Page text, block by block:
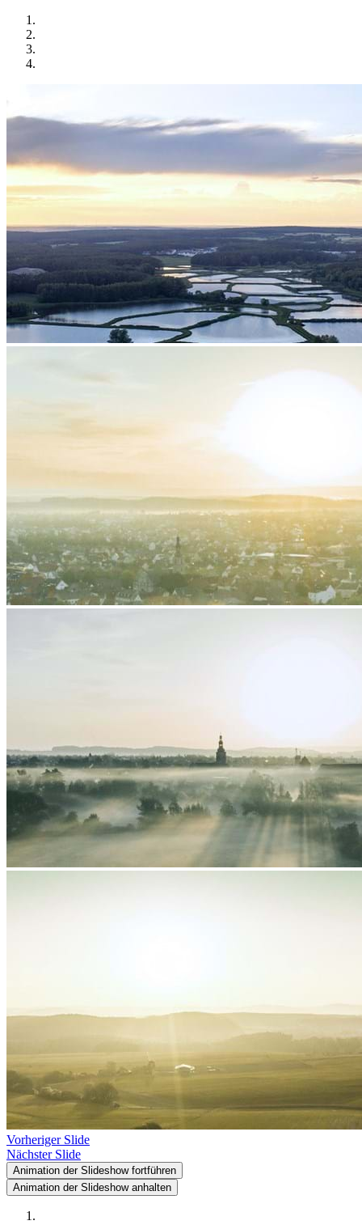
Vorheriger Slide
Nächster Slide
Animation der Slideshow fortführen
Animation der Slideshow anhalten